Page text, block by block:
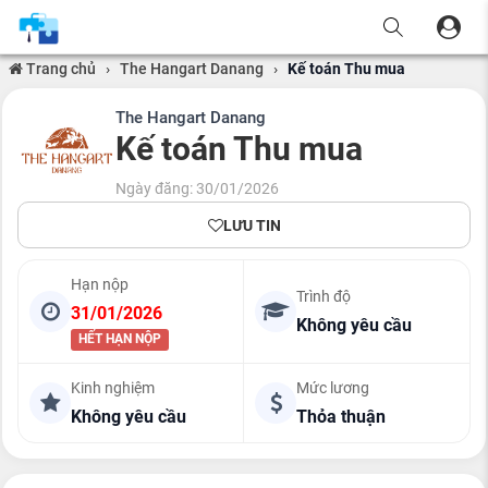
Trang chủ › The Hangart Danang › Kế toán Thu mua
The Hangart Danang
Kế toán Thu mua
Ngày đăng: 30/01/2026
LƯU TIN
Hạn nộp
31/01/2026
HẾT HẠN NỘP
Trình độ
Không yêu cầu
Kinh nghiệm
Không yêu cầu
Mức lương
Thỏa thuận